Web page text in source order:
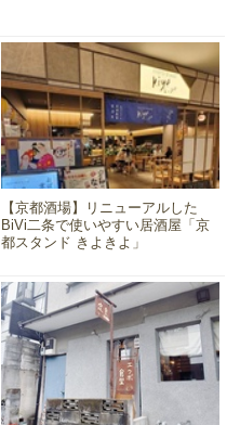
【京都酒場】リニューアルした
BiVi二条で使いやすい居酒屋「京
都スタンド きよきよ」